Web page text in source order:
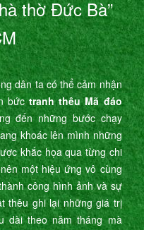
thờ Đức Bà”
dân ta có thể cảm nhận
bứctranh thêu Mã đáo
đến những bước chạy
khoác lên mình những
khắc họa qua từng chi
một hiệu ứng vô cùng
công hình ảnh và sự
thêu ghi lại những giá trị
dài theo năm tháng mà